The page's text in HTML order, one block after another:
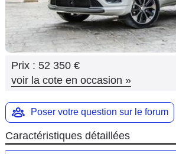
Forum
Moto
Marques
Prix : 52 350 €
voir la cote en occasion »
Poser votre question sur le forum
Caractéristiques détaillées